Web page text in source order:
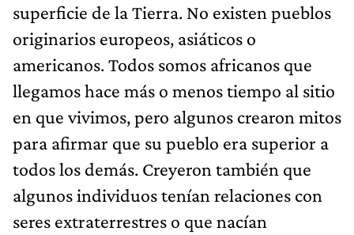
superficie de la Tierra. No existen pueblos
originarios europeos, asiáticos o
americanos. Todos somos africanos que
llegamos hace más o menos tiempo al sitio
en que vivimos, pero algunos crearon mitos
para afirmar que su pueblo era superior a
todos los demás. Creyeron también que
algunos individuos tenían relaciones con
seres extraterrestres o que nacían